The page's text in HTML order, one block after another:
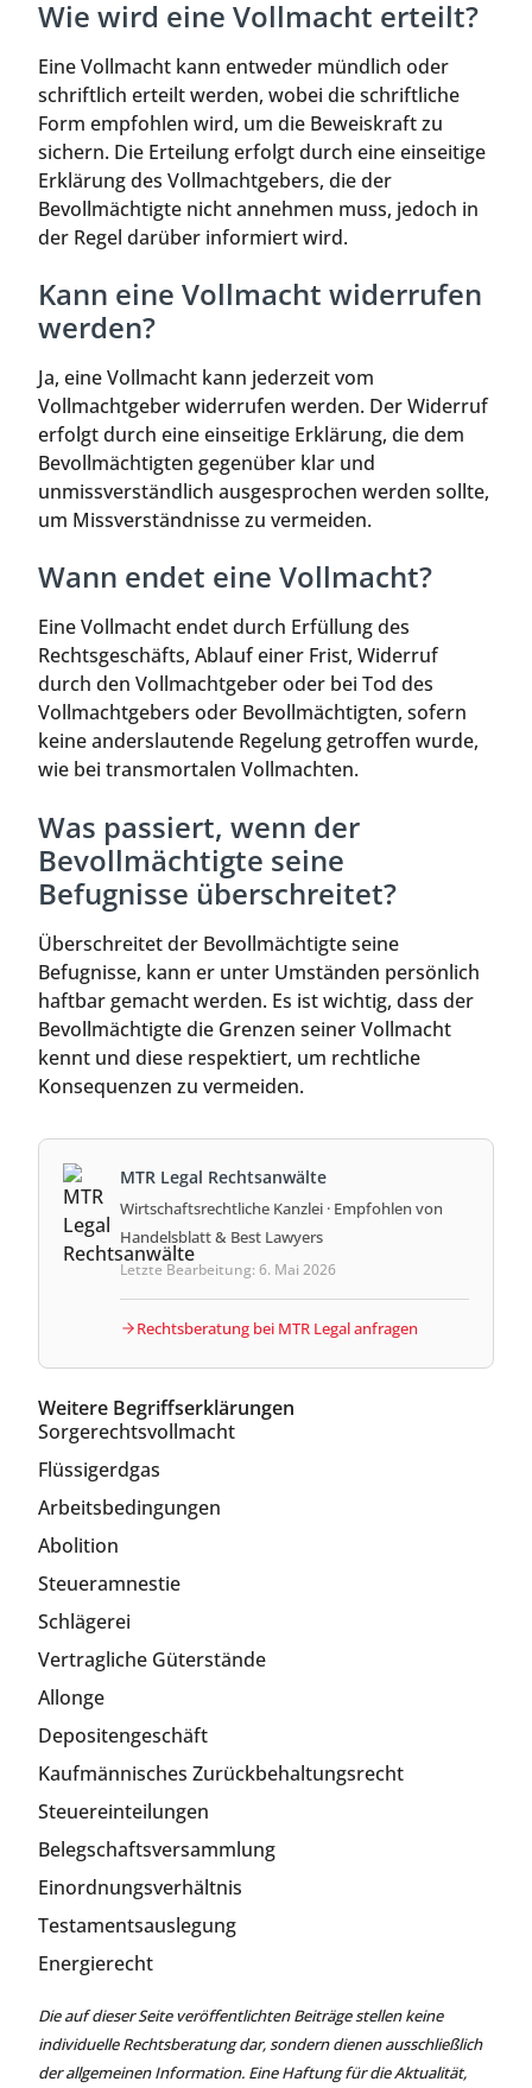
Wie wird eine Vollmacht erteilt?
Eine Vollmacht kann entweder mündlich oder
schriftlich erteilt werden, wobei die schriftliche
Form empfohlen wird, um die Beweiskraft zu
sichern. Die Erteilung erfolgt durch eine einseitige
Erklärung des Vollmachtgebers, die der
Bevollmächtigte nicht annehmen muss, jedoch in
der Regel darüber informiert wird.
Kann eine Vollmacht widerrufen
werden?
Ja, eine Vollmacht kann jederzeit vom
Vollmachtgeber widerrufen werden. Der Widerruf
erfolgt durch eine einseitige Erklärung, die dem
Bevollmächtigten gegenüber klar und
unmissverständlich ausgesprochen werden sollte,
um Missverständnisse zu vermeiden.
Wann endet eine Vollmacht?
Eine Vollmacht endet durch Erfüllung des
Rechtsgeschäfts, Ablauf einer Frist, Widerruf
durch den Vollmachtgeber oder bei Tod des
Vollmachtgebers oder Bevollmächtigten, sofern
keine anderslautende Regelung getroffen wurde,
wie bei transmortalen Vollmachten.
Was passiert, wenn der
Bevollmächtigte seine
Befugnisse überschreitet?
Überschreitet der Bevollmächtigte seine
Befugnisse, kann er unter Umständen persönlich
haftbar gemacht werden. Es ist wichtig, dass der
Bevollmächtigte die Grenzen seiner Vollmacht
kennt und diese respektiert, um rechtliche
Konsequenzen zu vermeiden.
MTR Legal Rechtsanwälte
Wirtschaftsrechtliche Kanzlei · Empfohlen von
Handelsblatt & Best Lawyers
Letzte Bearbeitung: 6. Mai 2026
Rechtsberatung bei MTR Legal anfragen
Weitere Begriffserklärungen
Sorgerechtsvollmacht
Flüssigerdgas
Arbeitsbedingungen
Abolition
Steueramnestie
Schlägerei
Vertragliche Güterstände
Allonge
Depositengeschäft
Kaufmännisches Zurückbehaltungsrecht
Steuereinteilungen
Belegschaftsversammlung
Einordnungsverhältnis
Testamentsauslegung
Energierecht
Die auf dieser Seite veröffentlichten Beiträge stellen keine
individuelle Rechtsberatung dar, sondern dienen ausschließlich
der allgemeinen Information. Eine Haftung für die Aktualität,